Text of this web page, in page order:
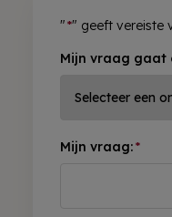
"*" geeft vereiste
Mijn vraag gaat
Mijn vraag:*